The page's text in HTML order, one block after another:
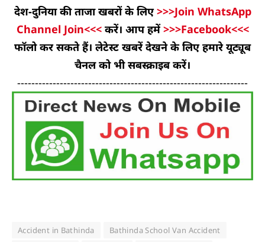
देश-दुनिया की ताजा खबरों के लिए>>>Join WhatsApp
Channel Join<<< करें। आप हमें>>>Facebook<<<
फॉलो कर सकते हैं। लेटेस्ट खबरें देखने के लिए हमारे यूट्यूब
चैनल को भी सबस्क्राइब करें।
-----------------------------------------------------------------
Accident in Bathinda
Bathinda School Van Accident